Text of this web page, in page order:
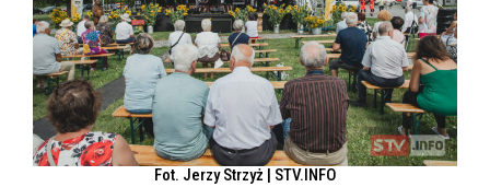
Fot. Jerzy Strzyż | STV.INFO